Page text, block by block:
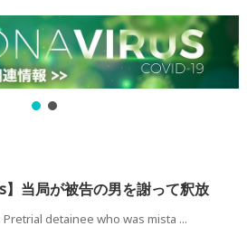
】当局が被告の男を謝って釈放
Pretrial detainee who was mista ...